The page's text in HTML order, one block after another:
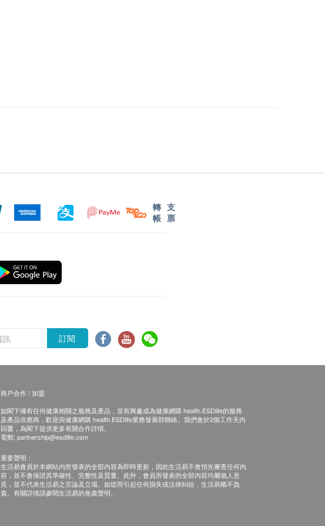
轉
帳
支
票
訂閱
商戶合作 / 加盟
如閣下擁有任何健康相關之服務及產品，並有興趣成為健康網購 health.ESDlife的服務
及產品供應商，歡迎與健康網購 health.ESDlife業務發展部聯絡。我們會於2個工作天內
回覆，為閣下提供更多有關合作詳情。
電郵: partnership@esdlife.com
重要聲明：
生活易會員於本網站內所發表的全部內容為即時更新，因此生活易不會預先審查任何內
容，並不會保證其準確性、完整性及質量。此外，會員所發表的全部內容均屬個人意
見，並不代表生活易之言論及立場。如從而引起任何損失或法律糾紛，生活易概不負
責。有關詳情請參閱生活易的免責聲明。